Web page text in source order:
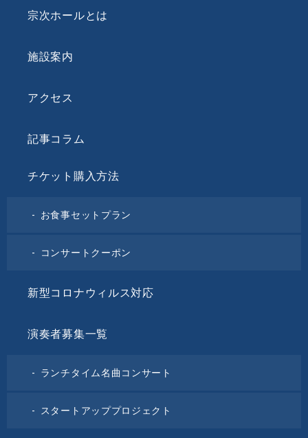
宗次ホールとは
施設案内
アクセス
記事コラム
チケット購入方法
お食事セットプラン
コンサートクーポン
新型コロナウィルス対応
演奏者募集一覧
ランチタイム名曲コンサート
スタートアッププロジェクト